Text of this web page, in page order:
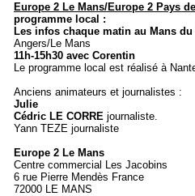
Europe 2 Le Mans/Europe 2 Pays
programme local :
Les infos chaque matin au Mans
Angers/Le Mans
11h-15h30 avec Corentin
Le programme local est réalisé à
Anciens animateurs et journalistes :
Julie
Cédric LE CORRE journaliste.
Yann TEZE journaliste
Europe 2 Le Mans
Centre commercial Les Jacobins
6 rue Pierre Mendès France
72000 LE MANS